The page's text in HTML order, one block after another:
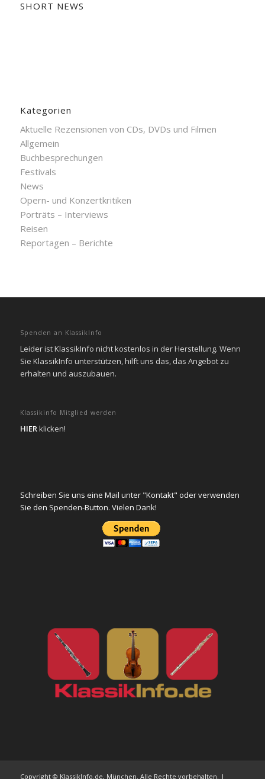
SHORT NEWS
Kategorien
Aktuelle Rezensionen von CDs, DVDs und Filmen
Allgemein
Buchbesprechungen
Festivals
News
Opern- und Konzertkritiken
Porträts – Interviews
Reisen
Reportagen – Berichte
Spenden an KlassikInfo
Leider ist KlassikInfo nicht kostenlos in der Herstellung. Wenn
Sie KlassikInfo unterstützen, hilft uns das, das Angebot zu
erhalten und auszubauen.
Klassikinfo Mitglied werden
HIERklicken!
Schreiben Sie uns eine Mail unter "Kontakt" oder verwenden
Sie den Spenden-Button. Vielen Dank!
Copyright © KlassikInfo.de, München. Alle Rechte vorbehalten. |